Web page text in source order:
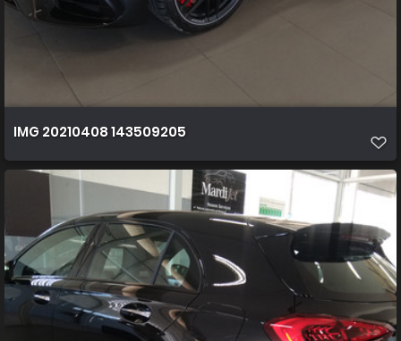
IMG 20210408 143509205